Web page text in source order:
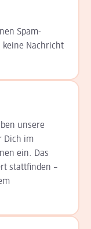
Spam-
keine Nachricht
unsere
Dich im
ein. Das
statt­finden –